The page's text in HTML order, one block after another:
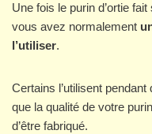
Une fois le purin d’ortie
vous avez normalement
l’utiliser.
Certains l’utilisent
que la qualité de votre
d’être fabriqué.